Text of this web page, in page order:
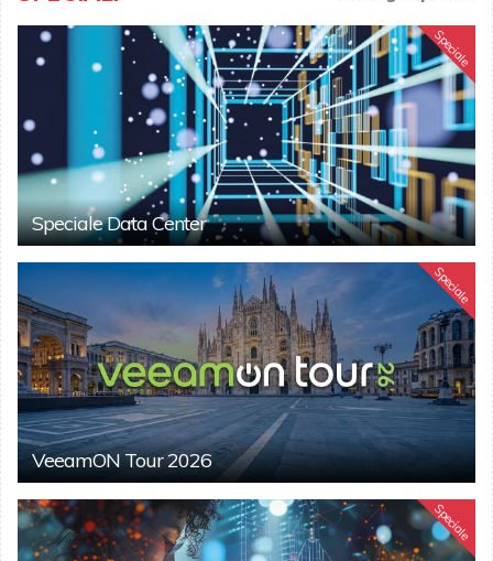
Speciale
Speciale Data Center
Speciale
VeeamON Tour 2026
Speciale